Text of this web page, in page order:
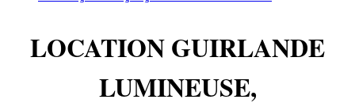
LOCATION GUIRLANDE
LUMINEUSE,